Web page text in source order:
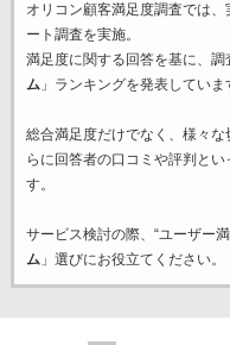
オリコン顧客満足度調査では
ート調査を実施。
満足度に関する回答を基に、調
ム」ランキングを発表していま
総合満足度だけでなく、様々な
らに回答者の口コミや評判と
す。
サービス検討の際、“ユーザー
ム」選びにお役立てください。